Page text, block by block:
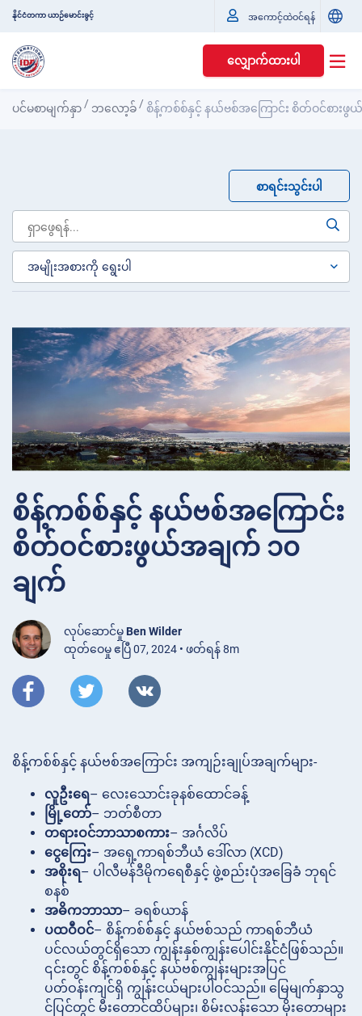
နိုင်ငံတကာ ယာဉ်မောင်းခွင့် အကောင့်ထဲဝင်ရန်
လျှောက်ထားပါ
ပင်မစာမျက်နှာ / ဘလော့ခ် / စိန့်ကစ်စ်နှင့် နယ်ဗစ်အကြောင်း စိတ်ဝင်စားဖွ
စာရင်းသွင်းပါ
စိန့်ကစ်စ်နှင့် နယ်ဗစ်အကြောင်း
စိတ်ဝင်စားဖွယ်အချက် ၁၀
ချက်
လုပ်ဆောင်မှု Ben Wilder
ထုတ်ဝေမှု ဧပြီ 07, 2024 • ဖတ်ရန် 8m
စိန့်ကစ်စ်နှင့် နယ်ဗစ်အကြောင်း အကျဉ်းချုပ်အချက်များ-
လူဦးရေ– လေးသောင်းခုနစ်ထောင်ခန့်
မြို့တော်– ဘတ်စီတာ
တရားဝင်ဘာသာစကား– အင်္ဂလိပ်
ငွေကြေး– အရှေ့ကာရစ်ဘီယံ ဒေါ်လာ (XCD)
အစိုးရ– ပါလီမန်ဒီမိုကရေစီနှင့် ဖွဲ့စည်းပုံအခြေခံ ဘုရင်
စနစ်
အဓိကဘာသာ– ခရစ်ယာန်
ပထဝီဝင်– စိန့်ကစ်စ်နှင့် နယ်ဗစ်သည် ကာရစ်ဘီယံ
ပင်လယ်တွင်ရှိသော ကျွန်းနှစ်ကျွန်းပေါင်းနိုင်ငံဖြစ်သည်။
၎င်းတွင် စိန့်ကစ်စ်နှင့် နယ်ဗစ်ကျွန်းများအပြင်
ပတ်ဝန်းကျင်ရှိ ကျွန်းငယ်များပါဝင်သည်။ မြေမျက်နှာသွ
င်ပြင်တွင် မီးတောင်ထိပ်များ၊ စိမ်းလန်းသော မိုးတောများ